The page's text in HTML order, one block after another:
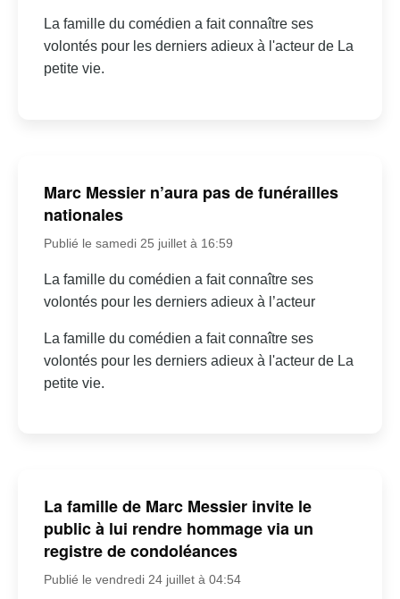
La famille du comédien a fait connaître ses
volontés pour les derniers adieux à l'acteur de La
petite vie.
Marc Messier n’aura pas de funérailles
nationales
Publié le samedi 25 juillet à 16:59
La famille du comédien a fait connaître ses
volontés pour les derniers adieux à l’acteur
La famille du comédien a fait connaître ses
volontés pour les derniers adieux à l'acteur de La
petite vie.
La famille de Marc Messier invite le
public à lui rendre hommage via un
registre de condoléances
Publié le vendredi 24 juillet à 04:54